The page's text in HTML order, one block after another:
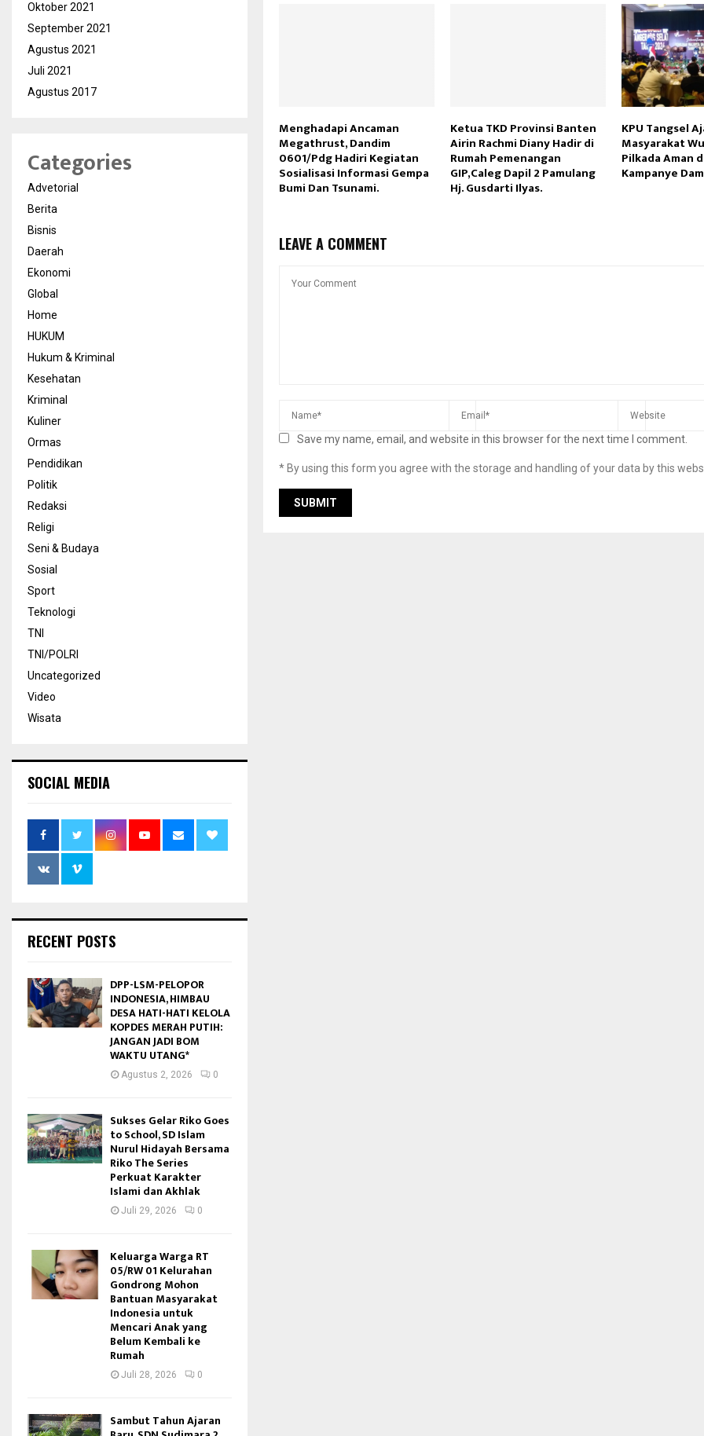
Menghadapi Ancaman
Megathrust, Dandim
0601/Pdg Hadiri Kegiatan
Sosialisasi Informasi Gempa
Bumi Dan Tsunami.
Ketua TKD Provinsi Banten
Airin Rachmi Diany Hadir di
Rumah Pemenangan
GIP,Caleg Dapil 2 Pamulang
Hj. Gusdarti Ilyas.
KPU Tangsel
Masyarakat
Pilkada Aman
Kampanye
LEAVE A COMMENT
Save my name, email, and website in this browser for the next time I comment.
* By using this form you agree with the storage and handling of your data by this
Oktober 2021
September 2021
Agustus 2021
Juli 2021
Agustus 2017
Categories
Advetorial
Berita
Bisnis
Daerah
Ekonomi
Global
Home
HUKUM
Hukum & Kriminal
Kesehatan
Kriminal
Kuliner
Ormas
Pendidikan
Politik
Redaksi
Religi
Seni & Budaya
Sosial
Sport
Teknologi
TNI
TNI/POLRI
Uncategorized
Video
Wisata
SOCIAL MEDIA
RECENT POSTS
DPP-LSM-PELOPOR
INDONESIA, HIMBAU
DESA HATI-HATI KELOLA
KOPDES MERAH PUTIH:
JANGAN JADI BOM
WAKTU UTANG*
Agustus 2, 2026 0
Sukses Gelar Riko Goes
to School, SD Islam
Nurul Hidayah Bersama
Riko The Series
Perkuat Karakter
Islami dan Akhlak
Juli 29, 2026 0
Keluarga Warga RT
05/RW 01 Kelurahan
Gondrong Mohon
Bantuan Masyarakat
Indonesia untuk
Mencari Anak yang
Belum Kembali ke
Rumah
Juli 28, 2026 0
Sambut Tahun Ajaran